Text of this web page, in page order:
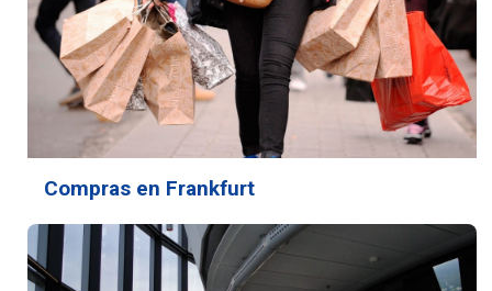
Compras en Frankfurt